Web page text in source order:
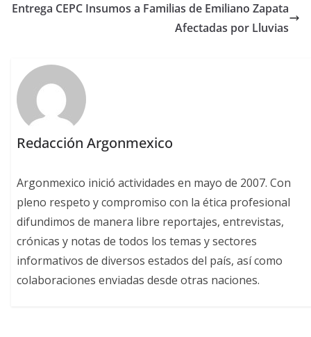
Entrega CEPC Insumos a Familias de Emiliano Zapata
Afectadas por Lluvias
Redacción Argonmexico
Argonmexico inició actividades en mayo de 2007. Con
pleno respeto y compromiso con la ética profesional
difundimos de manera libre reportajes, entrevistas,
crónicas y notas de todos los temas y sectores
informativos de diversos estados del país, así como
colaboraciones enviadas desde otras naciones.